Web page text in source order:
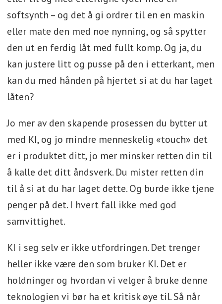
softsynth – og det å gi ordrer til en en maskin
eller mate den med noe nynning, og så spytter
den ut en ferdig låt med fullt komp. Og ja, du
kan justere litt og pusse på den i etterkant, men
kan du med hånden på hjertet si at du har laget
låten?
Jo mer av den skapende prosessen du bytter ut
med KI, og jo mindre menneskelig «touch» det
er i produktet ditt, jo mer minsker retten din til
å kalle det ditt åndsverk. Du mister retten din
til å si at du har laget dette. Og burde ikke tjene
penger på det. I hvert fall ikke med god
samvittighet.
KI i seg selv er ikke utfordringen. Det trenger
heller ikke være den som bruker KI. Det er
holdninger og hvordan vi velger å bruke denne
teknologien vi bør ha et kritisk øye til. Så når